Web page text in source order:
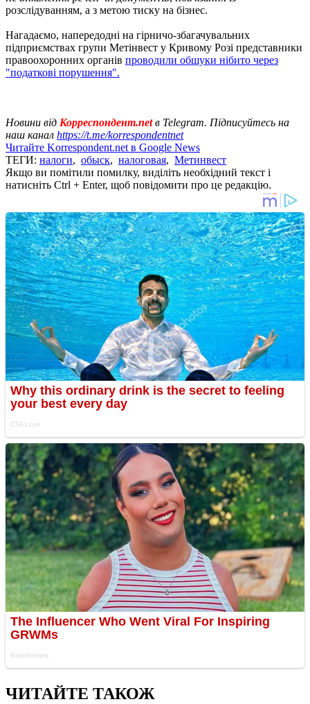
розслідуванням, а з метою тиску на бізнес.
Нагадаємо, напередодні на гірничо-збагачувальних
підприємствах групи Метінвест у Кривому Розі представники
правоохоронних органів проводили обшуки нібито через
"податкові порушення".
Новини від Корреспондент.netв Telegram. Підписуйтесь на
наш канал https://t.me/korrespondentnet
Читайте Korrespondent.net в Google News
ТЕГИ: налоги, обыск, налоговая, Метинвест
Якщо ви помітили помилку, виділіть необхідний текст і
натисніть Ctrl + Enter, щоб повідомити про це редакцію.
ЧИТАЙТЕ ТАКОЖ